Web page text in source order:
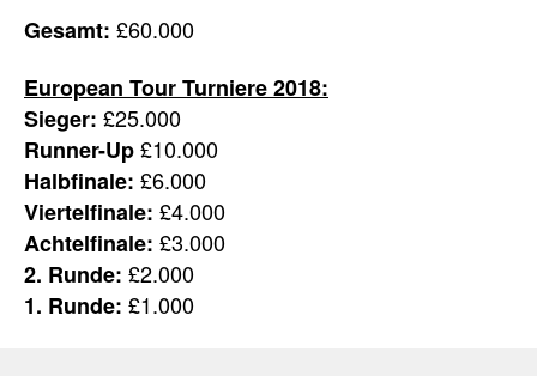
Gesamt: £60.000
European Tour Turniere 2018:
Sieger: £25.000
Runner-Up£10.000
Halbfinale: £6.000
Viertelfinale: £4.000
Achtelfinale: £3.000
2. Runde: £2.000
1. Runde: £1.000